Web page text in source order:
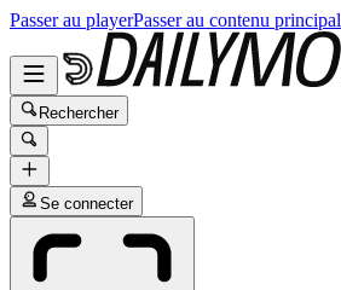
Passer au playerPasser au contenu principal
Rechercher
Se connecter